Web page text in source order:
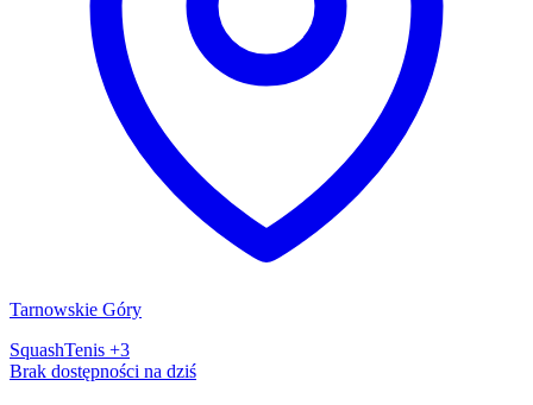
Tarnowskie Góry
SquashTenis +3
Brak dostępności na dziś